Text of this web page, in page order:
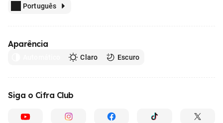
Português
Aparência
Claro Escuro
Siga o Cifra Club